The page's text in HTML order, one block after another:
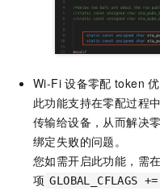
Wi-Fi 设备零配 token
此功能支持在零配过程
传输给设备，从而解决
绑定失败的问题。
您如需开启此功能，需
项 GLOBAL_CFLAGS